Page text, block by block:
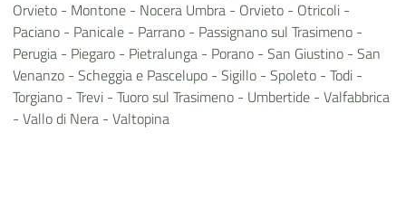
Orvieto - Montone - Nocera Umbra - Orvieto - Otricoli -
Paciano - Panicale - Parrano - Passignano sul Trasimeno -
Perugia - Piegaro - Pietralunga - Porano - San Giustino - San
Venanzo - Scheggia e Pascelupo - Sigillo - Spoleto - Todi -
Torgiano - Trevi - Tuoro sul Trasimeno - Umbertide - Valfabbrica
- Vallo di Nera - Valtopina